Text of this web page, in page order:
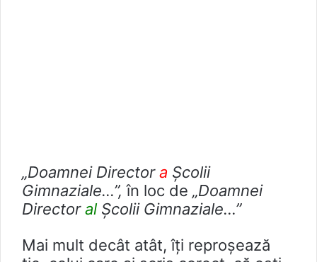
„Doamnei Directora Școlii
Gimnaziale…”, în loc de „Doamnei
DirectoralȘcolii Gimnaziale…”
Mai mult decât atât, îți reproșează